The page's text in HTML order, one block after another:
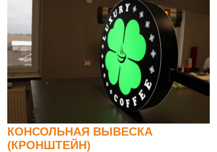
КОНСОЛЬНАЯ ВЫВЕСКА
(КРОНШТЕЙН)